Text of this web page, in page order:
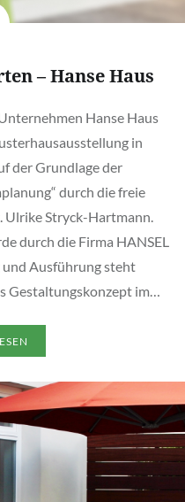
– Hanse Haus
Hanse Haus
in
der Grundlage der
durch die freie
Ulrike Stryck-Hartmann.
durch die Firma HANSEL
Ausführung steht
Gestaltungskonzept im…